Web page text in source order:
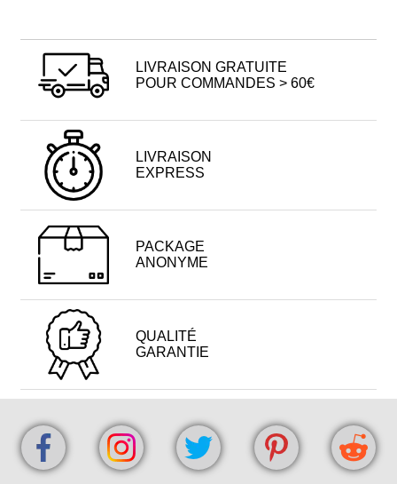
LIVRAISON GRATUITE
POUR COMMANDES > 60€
LIVRAISON
EXPRESS
PACKAGE
ANONYME
QUALITÉ
GARANTIE